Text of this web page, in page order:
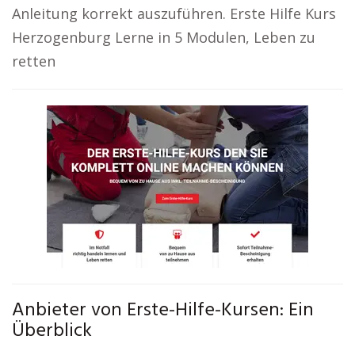
Anleitung korrekt auszuführen. Erste Hilfe Kurs
Herzogenburg Lerne in 5 Modulen, Leben zu
retten
Anbieter von Erste-Hilfe-Kursen: Ein
Überblick